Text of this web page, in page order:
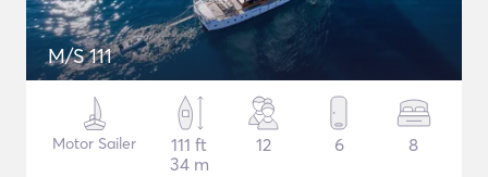
M/S 111
Motor Sailer
111 ft
34 m
12 6 8